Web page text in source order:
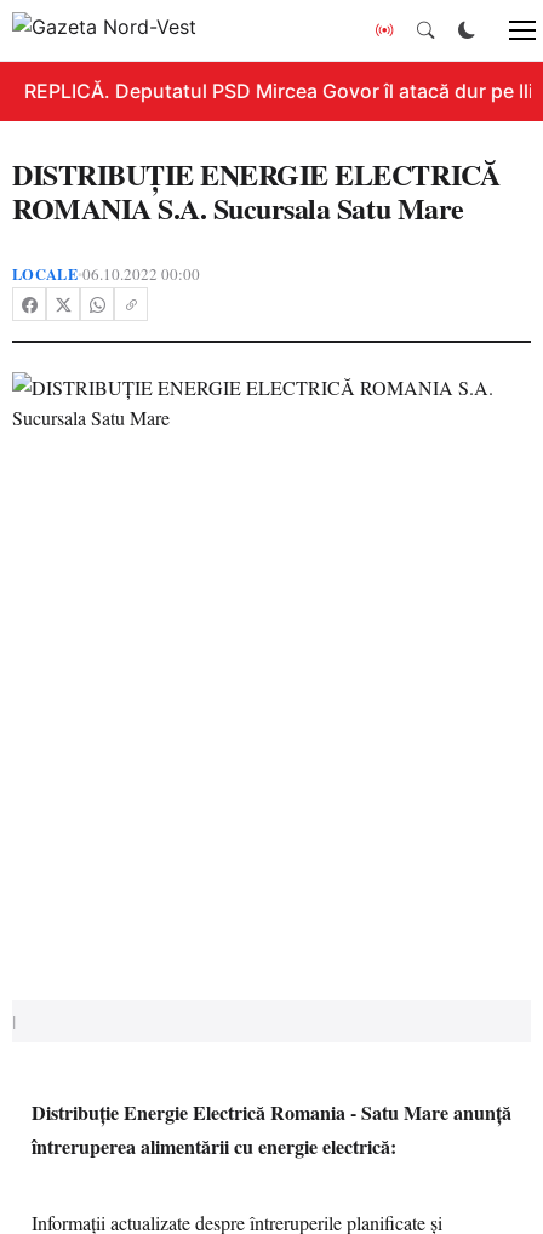
REPLICĂ. Deputatul PSD Mircea Govor îl atacă dur pe
DISTRIBUȚIE ENERGIE ELECTRICĂ
ROMANIA S.A. Sucursala Satu Mare
LOCALE•06.10.2022 00:00
|
Distribuție Energie Electrică Romania - Satu Mare anunţă
întreruperea alimentării cu energie electrică:
Informaţii actualizate despre întreruperile planificate și